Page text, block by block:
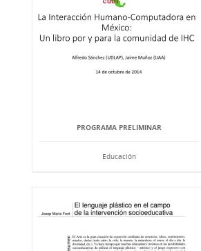
PROGRAMA PRELIMINAR
Educación